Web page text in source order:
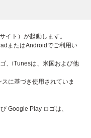
イト）が起動します。
またはAndroidでご利用い
、iTunesは、米国および他
に基づき使用されていま
Google Play ロゴは、